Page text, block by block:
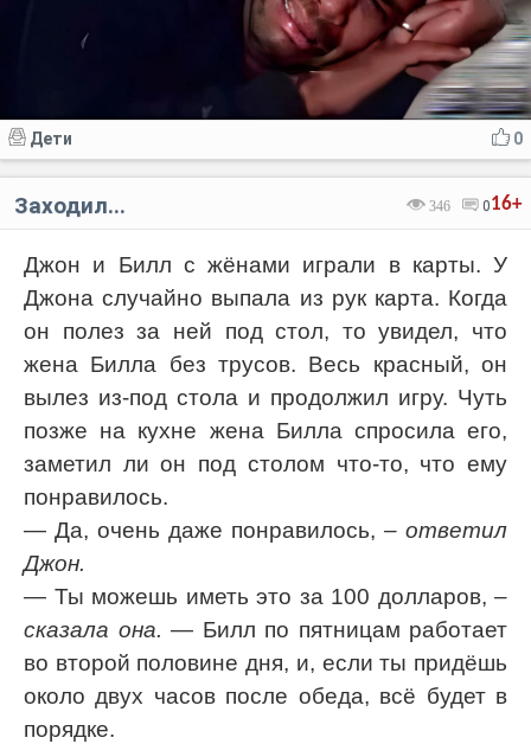
0
Дети
16+
346 0
Заходил...
Джон и Билл с жёнами играли в карты. У
Джона случайно выпала из рук карта. Когда
он полез за ней под стол, то увидел, что
жена Билла без трусов. Весь красный, он
вылез из-под стола и продолжил игру. Чуть
позже на кухне жена Билла спросила его,
заметил ли он под столом что-то, что ему
понравилось.
— Да, очень даже понравилось, – ответил
Джон.
— Ты можешь иметь это за 100 долларов, –
сказала она. — Билл по пятницам работает
во второй половине дня, и, если ты придёшь
около двух часов после обеда, всё будет в
порядке.